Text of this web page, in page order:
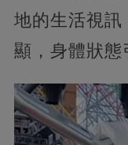
地的生活視訊
顯，身體狀態